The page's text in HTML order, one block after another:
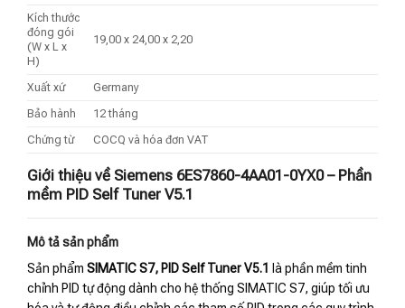
Kích thước
đóng gói
(W x L x
H)
19,00 x 24,00 x 2,20
Xuất xứ
Germany
Bảo hành
12 tháng
Chứng từ
COCQ và hóa đơn VAT
Giới thiệu về Siemens 6ES7860-4AA01-0YX0 – Phần
mềm PID Self Tuner V5.1
Mô tả sản phẩm
Sản phẩm SIMATIC S7, PID Self Tuner V5.1
là phần mềm tinh
chỉnh PID tự động dành cho hệ thống SIMATIC S7, giúp tối ưu